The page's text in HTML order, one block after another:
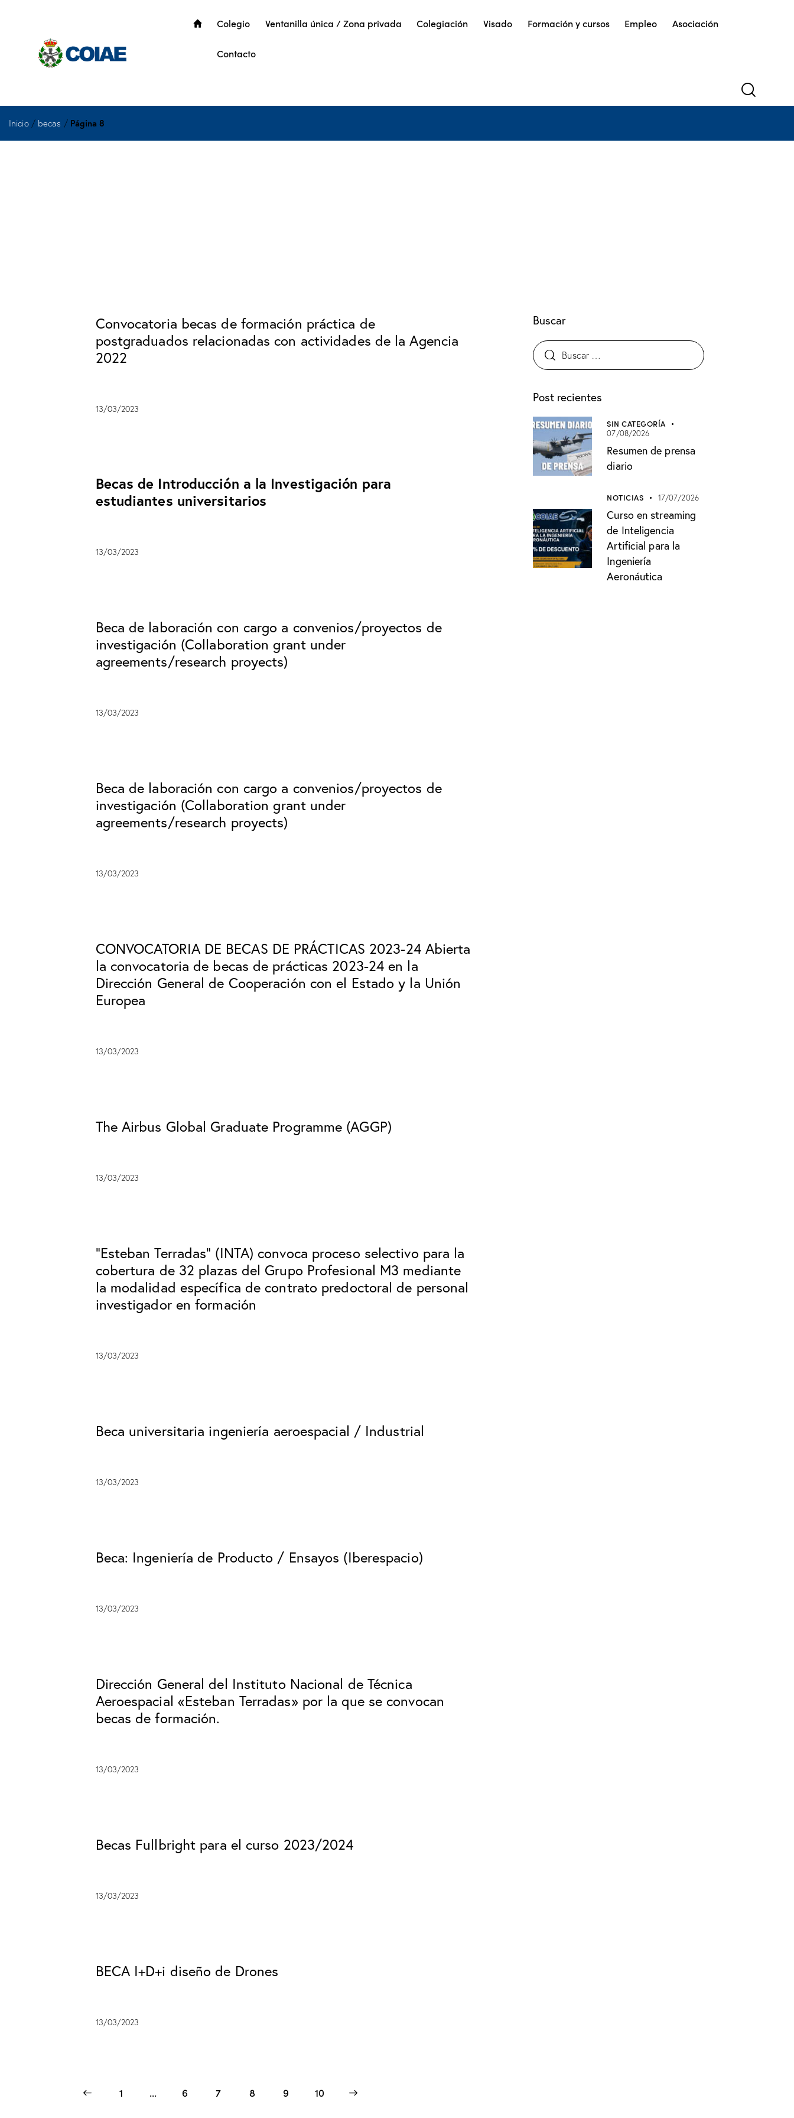
Colegio Ventanilla única / Zona privada Colegiación Visado Formación y cursos Empleo Asociación
Contacto
Inicio/ becas / Página 8
Convocatoria becas de formación práctica de
postgraduados relacionadas con actividades de la Agencia
2022
13/03/2023
Becas de Introducción a la Investigación para
estudiantes universitarios
13/03/2023
Beca de laboración con cargo a convenios/proyectos de
investigación (Collaboration grant under
agreements/research proyects)
13/03/2023
Beca de laboración con cargo a convenios/proyectos de
investigación (Collaboration grant under
agreements/research proyects)
13/03/2023
CONVOCATORIA DE BECAS DE PRÁCTICAS 2023-24 Abierta
la convocatoria de becas de prácticas 2023-24 en la
Dirección General de Cooperación con el Estado y la Unión
Europea
13/03/2023
The Airbus Global Graduate Programme (AGGP)
13/03/2023
“Esteban Terradas” (INTA) convoca proceso selectivo para la
cobertura de 32 plazas del Grupo Profesional M3 mediante
la modalidad específica de contrato predoctoral de personal
investigador en formación
13/03/2023
Beca universitaria ingeniería aeroespacial / Industrial
13/03/2023
Beca: Ingeniería de Producto / Ensayos (Iberespacio)
13/03/2023
Dirección General del Instituto Nacional de Técnica
Aeroespacial «Esteban Terradas» por la que se convocan
becas de formación.
13/03/2023
Becas Fullbright para el curso 2023/2024
13/03/2023
BECA I+D+i diseño de Drones
13/03/2023
1 … 6 7 8 9 10
Buscar
Post recientes
SIN CATEGORÍA
07/08/2026
Resumen de prensa
diario
NOTICIAS 17/07/2026
Curso en streaming
de Inteligencia
Artificial para la
Ingeniería
Aeronáutica